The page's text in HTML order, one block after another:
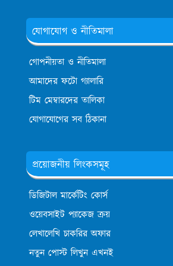
যোগাযোগ ও নীতিমালা
গোপনীয়তা ও নীতিমালা
আমাদের ফটো গ্যালারি
টিম মেম্বারদের তালিকা
যোগাযোগের সব ঠিকানা
প্রয়োজনীয় লিংকসমূহ
ডিজিটাল মার্কেটিং কোর্স
ওয়েবসাইট প্যাকেজ ক্রয়
লেখালেখি চাকরির অফার
নতুন পোস্ট লিখুন এখনই